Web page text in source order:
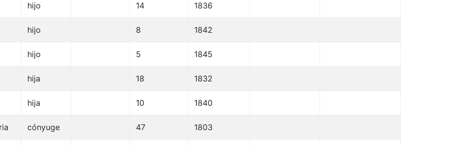
hijo 14 1836
hijo 8 1842
hijo 5 1845
hija 18 1832
hija 10 1840
cónyuge 47 1803